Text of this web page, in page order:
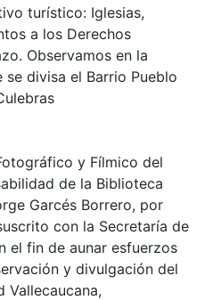
turístico: Iglesias,
a los Derechos
Observamos en la
divisa el Barrio Pueblo
y Fílmico del
de la Biblioteca
Garcés Borrero, por
con la Secretaría de
el fin de aunar esfuerzos
y divulgación del
Vallecaucana,